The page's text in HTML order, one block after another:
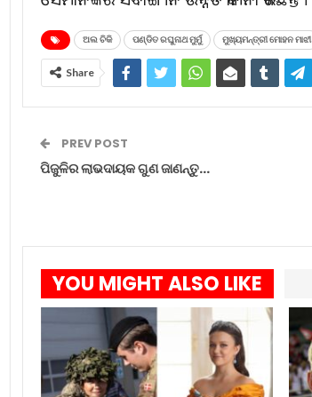
ଅଲ ଚିକି ପଣ୍ଡିତ ରଘୁନାଥ ମୁର୍ମୁ ମୁଖ୍ୟମନ୍ତ୍ରୀ ମୋହନ ମାଝୀ
Share
PREV POST
ପିଜୁଳିର ଲାଭଦାୟକ ଗୁଣ ଜାଣନ୍ତୁ…
YOU MIGHT ALSO LIKE